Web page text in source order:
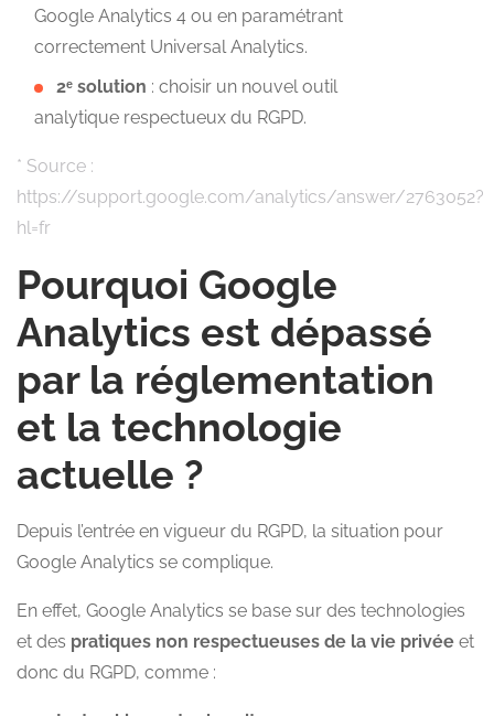
Google Analytics 4 ou en paramétrant
correctement Universal Analytics.
2ᵉ solution : choisir un nouvel outil
analytique respectueux du RGPD.
* Source :
https://support.google.com/analytics/answer/2763052?
hl=fr
Pourquoi Google
Analytics est dépassé
par la réglementation
et la technologie
actuelle ?
Depuis l’entrée en vigueur du RGPD, la situation pour
Google Analytics se complique.
En effet, Google Analytics se base sur des technologies
et des pratiques non respectueuses de la vie privée et
donc du RGPD, comme :